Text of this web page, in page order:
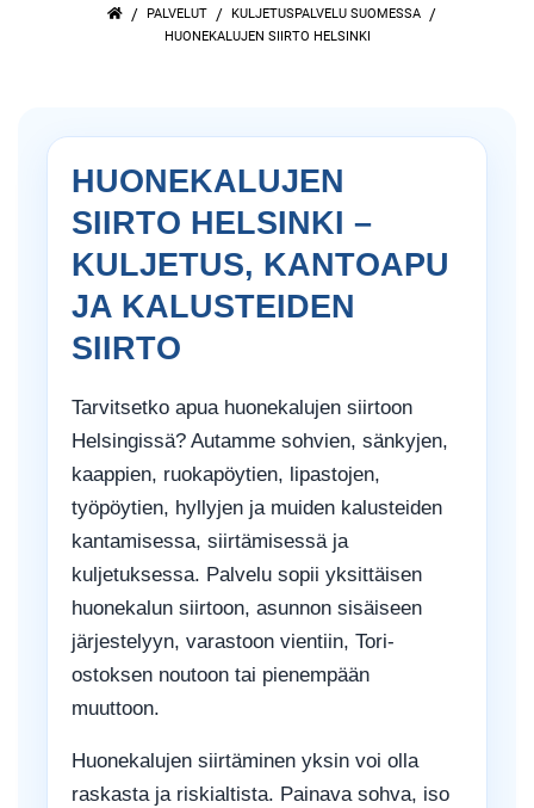
/ PALVELUT / KULJETUSPALVELU SUOMESSA /
HUONEKALUJEN SIIRTO HELSINKI
HUONEKALUJEN
SIIRTO HELSINKI –
KULJETUS, KANTOAPU
JA KALUSTEIDEN
SIIRTO
Tarvitsetko apua huonekalujen siirtoon
Helsingissä? Autamme sohvien, sänkyjen,
kaappien, ruokapöytien, lipastojen,
työpöytien, hyllyjen ja muiden kalusteiden
kantamisessa, siirtämisessä ja
kuljetuksessa. Palvelu sopii yksittäisen
huonekalun siirtoon, asunnon sisäiseen
järjestelyyn, varastoon vientiin, Tori-
ostoksen noutoon tai pienempään
muuttoon.
Huonekalujen siirtäminen yksin voi olla
raskasta ja riskialtista. Painava sohva, iso